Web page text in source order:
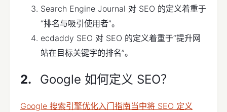
Search Engine Journal 对 SEO 的定义着重于
“排名与吸引使用者”。
ecdaddy SEO 对 SEO 的定义着重于“提升网
站在目标关键字的排名”。
Google 如何定义 SEO？
Google 搜索引擎优化入门指南当中将 SEO 定义